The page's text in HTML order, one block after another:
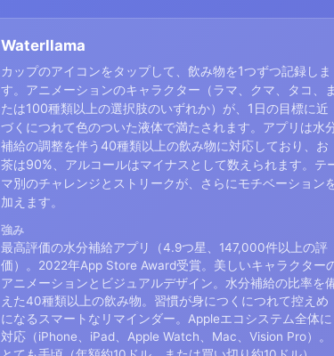
Waterllama
カップのアイコンをタップして、飲み物を1つずつ記録しま
す。アニメーションのキャラクター（ラマ、クマ、タコ、ま
たは100種類以上の選択肢のいずれか）が、1日の目標に近
づくにつれて色のついた液体で満たされます。アプリは水
補給の調整を伴う40種類以上の飲み物に対応しており、お
茶は90%、アルコールはマイナスとして数えられます。テ
マ別のチャレンジとストリークが、さらにモチベーション
加えます。
強み
最高評価の水分補給アプリ（4.9つ星、147,000件以上の評
価）。2022年App Store Award受賞。美しいキャラクター
アニメーションとビジュアルデザイン。水分補給の比率を
えた40種類以上の飲み物。習慣が身につくにつれて控えめ
になるスマートなリマインダー。Appleエコシステム全体に
対応（iPhone、iPad、Apple Watch、Mac、Vision Pro）。